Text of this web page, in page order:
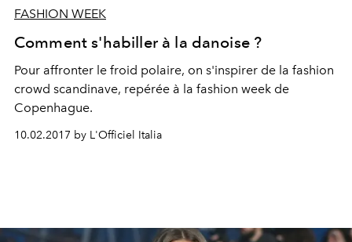
FASHION WEEK
Comment s'habiller à la danoise ?
Pour affronter le froid polaire, on s'inspirer de la fashion
crowd scandinave, repérée à la fashion week de
Copenhague.
10.02.2017 by L'Officiel Italia